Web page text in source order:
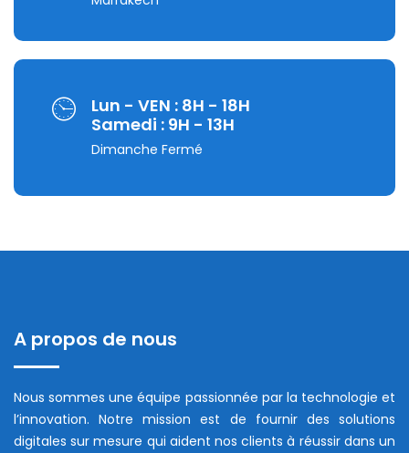
Lun - VEN : 8H - 18H
Samedi : 9H - 13H
Dimanche Fermé
A propos de nous
Nous sommes une équipe passionnée par la technologie et
l’innovation. Notre mission est de fournir des solutions
digitales sur mesure qui aident nos clients à réussir dans un